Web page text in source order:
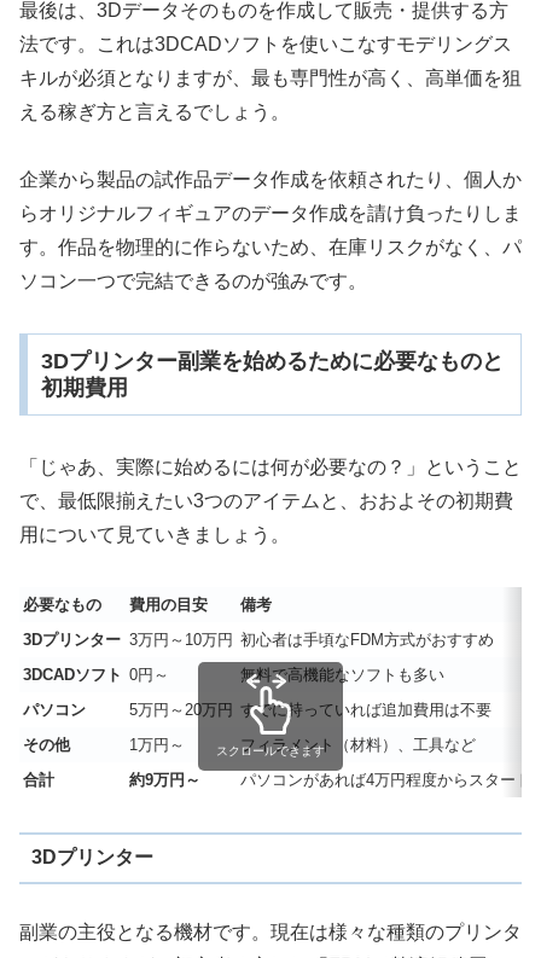
最後は、3Dデータそのものを作成して販売・提供する方
法です。これは3DCADソフトを使いこなすモデリングス
キルが必須となりますが、最も専門性が高く、高単価を狙
える稼ぎ方と言えるでしょう。
企業から製品の試作品データ作成を依頼されたり、個人か
らオリジナルフィギュアのデータ作成を請け負ったりしま
す。作品を物理的に作らないため、在庫リスクがなく、パ
ソコン一つで完結できるのが強みです。
3Dプリンター副業を始めるために必要なものと
初期費用
「じゃあ、実際に始めるには何が必要なの？」ということ
で、最低限揃えたい3つのアイテムと、おおよその初期費
用について見ていきましょう。
必要なもの 費用の目安
備考
3Dプリンター 3万円～10万円 初心者は手頃なFDM方式がおすすめ
3DCADソフト 0円～
無料で高機能なソフトも多い
パソコン
5万円～20万円 すでに持っていれば追加費用は不要
その他
1万円～
フィラメント（材料）、工具など
合計
約9万円～ パソコンがあれば4万円程度からスタート
スクロールできます
3Dプリンター
副業の主役となる機材です。現在は様々な種類のプリンタ